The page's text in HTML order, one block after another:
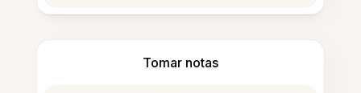
Tomar notas